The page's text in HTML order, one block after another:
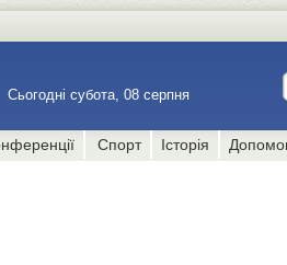
Сьогодні субота, 08 серпня
Спорт Історія